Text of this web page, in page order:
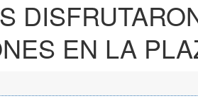
EN LA